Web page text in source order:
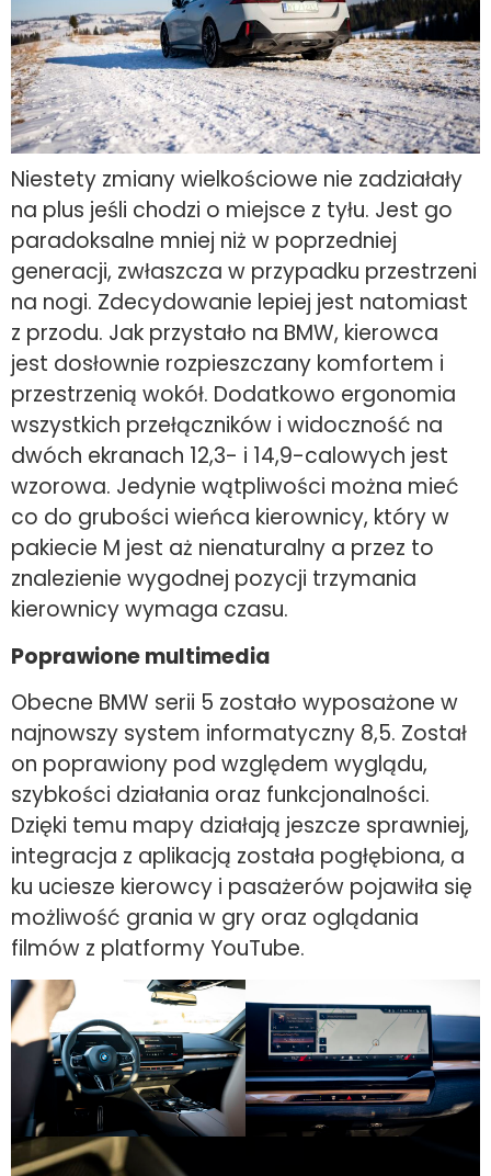
Niestety zmiany wielkościowe nie zadziałały
na plus jeśli chodzi o miejsce z tyłu. Jest go
paradoksalne mniej niż w poprzedniej
generacji, zwłaszcza w przypadku przestrzeni
na nogi. Zdecydowanie lepiej jest natomiast
z przodu. Jak przystało na BMW, kierowca
jest dosłownie rozpieszczany komfortem i
przestrzenią wokół. Dodatkowo ergonomia
wszystkich przełączników i widoczność na
dwóch ekranach 12,3- i 14,9-calowych jest
wzorowa. Jedynie wątpliwości można mieć
co do grubości wieńca kierownicy, który w
pakiecie M jest aż nienaturalny a przez to
znalezienie wygodnej pozycji trzymania
kierownicy wymaga czasu.
Poprawione multimedia
Obecne BMW serii 5 zostało wyposażone w
najnowszy system informatyczny 8,5. Został
on poprawiony pod względem wyglądu,
szybkości działania oraz funkcjonalności.
Dzięki temu mapy działają jeszcze sprawniej,
integracja z aplikacją została pogłębiona, a
ku uciesze kierowcy i pasażerów pojawiła się
możliwość grania w gry oraz oglądania
filmów z platformy YouTube.